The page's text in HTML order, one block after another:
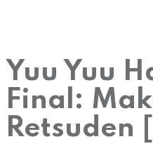
Yuu Yuu
Final:
Retsuden